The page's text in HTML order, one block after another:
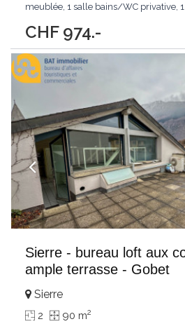
CHF 974.-
meublée, 1 salle bains/WC privative,
cuisine est à partager avec la
Annexes : une...
Sierre - bureau loft aux
ample terrasse - Gobet
Sierre
2 90 m2